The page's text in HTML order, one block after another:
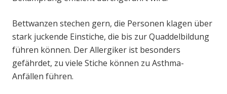
Bettwanzen stechen gern, die Personen klagen über
stark juckende Einstiche, die bis zur Quaddelbildung
führen können. Der Allergiker ist besonders
gefährdet, zu viele Stiche können zu Asthma-
Anfällen führen.